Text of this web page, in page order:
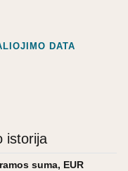
DATA
istorija
suma, EUR